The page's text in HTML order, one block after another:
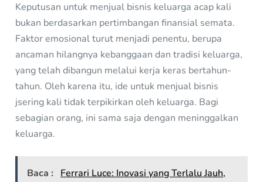
Keputusan untuk menjual bisnis keluarga acap kali
bukan berdasarkan pertimbangan finansial semata.
Faktor emosional turut menjadi penentu, berupa
ancaman hilangnya kebanggaan dan tradisi keluarga,
yang telah dibangun melalui kerja keras bertahun-
tahun. Oleh karena itu, ide untuk menjual bisnis
jsering kali tidak terpikirkan oleh keluarga. Bagi
sebagian orang, ini sama saja dengan meninggalkan
keluarga.
Baca : Ferrari Luce: Inovasi yang Terlalu Jauh,